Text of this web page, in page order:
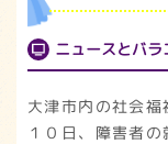
ニュースとバラ
大津市内の社会
１０日、障害者